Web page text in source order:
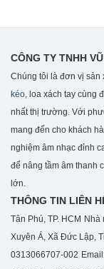
CÔNG TY TNHH
Chúng tôi là đơn vị sản
kéo , loa xách tay cùng
nhất thị trường. Với
mang đến cho khách
nghiệm âm nhạc đỉnh
để nâng tầm âm thanh
lớn.
THÔNG TIN LIÊN
Tân Phú, TP. HCM Nhà
Xuyên Á, Xã Đức Lập,
0313066707-002